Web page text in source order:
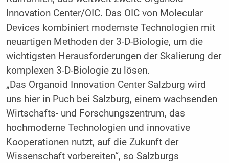
Innovation Center/OIC. Das OIC von Molecular
Devices kombiniert modernste Technologien mit
neuartigen Methoden der 3-D-Biologie, um die
wichtigsten Herausforderungen der Skalierung der
komplexen 3-D-Biologie zu lösen.
„Das Organoid Innovation Center Salzburg wird
uns hier in Puch bei Salzburg, einem wachsenden
Wirtschafts- und Forschungszentrum, das
hochmoderne Technologien und innovative
Kooperationen nutzt, auf die Zukunft der
Wissenschaft vorbereiten“, so Salzburgs